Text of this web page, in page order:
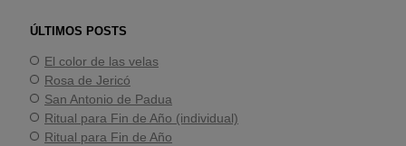
ÚLTIMOS POSTS
El color de las velas
Rosa de Jericó
San Antonio de Padua
Ritual para Fin de Año (individual)
Ritual para Fin de Año